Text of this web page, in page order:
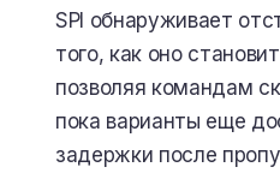
SPI обнаруживает
того, как оно
позволяя командам
пока варианты еще
задержки после